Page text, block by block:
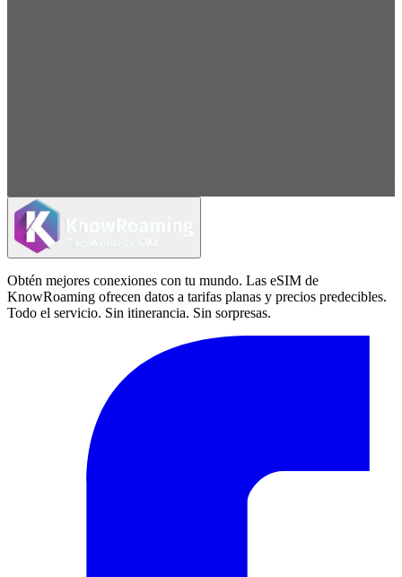
Obtén mejores conexiones con tu mundo. Las eSIM de
KnowRoaming ofrecen datos a tarifas planas y precios predecibles.
Todo el servicio. Sin itinerancia. Sin sorpresas.